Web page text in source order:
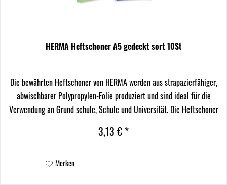
HERMA Heftschoner A5 gedeckt sort 10St
Die bewährten Heftschoner von HERMA werden aus strapazierfähiger,
abwischbarer Polypropylen-Folie produziert und sind ideal für die
Verwendung an Grund schule, Schule und Universität. Die Heftschoner
3,13 € *
Merken